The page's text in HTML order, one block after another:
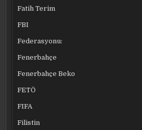
Fatih Terim
FBI
Federasyonu:
Fenerbahçe
Fenerbahçe Beko
FETÖ
FIFA
Filistin